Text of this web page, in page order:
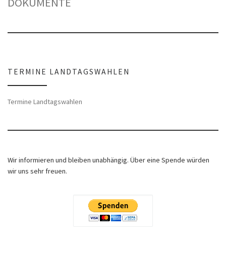
TERMINE LANDTAGSWAHLEN
Termine Landtagswahlen
Wir informieren und bleiben unabhängig. Über eine Spende würden
wir uns sehr freuen.